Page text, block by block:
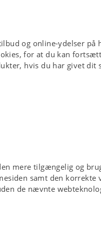
og online-ydelser på
for at du kan
hvis du har givet dit
mere tilgængelig og
samt den korrekte
de nævnte